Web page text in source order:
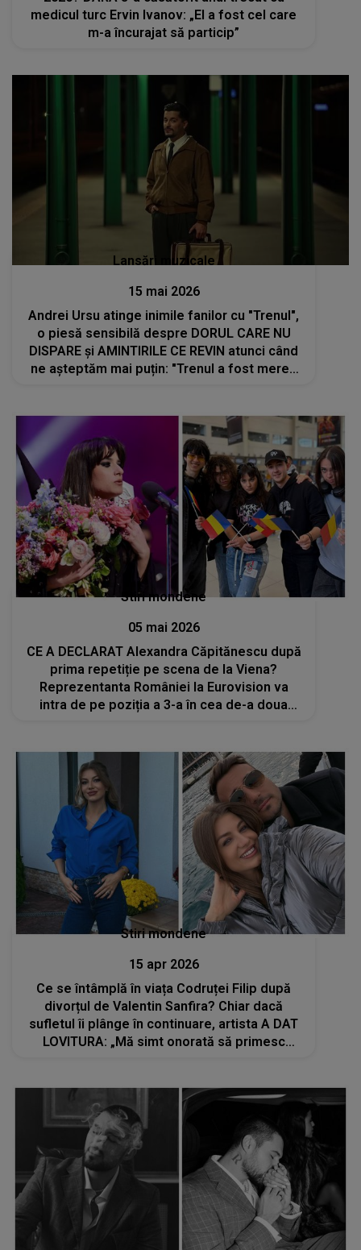
medicul turc Ervin Ivanov: „El a fost cel care
m-a încurajat să particip”
Lansări muzicale
15 mai 2026
Andrei Ursu atinge inimile fanilor cu "Trenul",
o piesă sensibilă despre DORUL CARE NU
DISPARE și AMINTIRILE CE REVIN atunci când
ne așteptăm mai puțin: "Trenul a fost mereu
Stiri mondene
05 mai 2026
CE A DECLARAT Alexandra Căpitănescu după
prima repetiție pe scena de la Viena?
Reprezentanta României la Eurovision va
intra de pe poziția a 3-a în cea de-a doua
Stiri mondene
15 apr 2026
Ce se întâmplă în viața Codruței Filip după
divorțul de Valentin Sanfira? Chiar dacă
sufletul îi plânge în continuare, artista A DAT
LOVITURA: „Mă simt onorată să primesc